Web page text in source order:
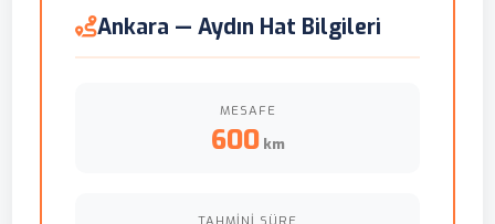
Ankara — Aydın Hat Bilgileri
MESAFE
600 km